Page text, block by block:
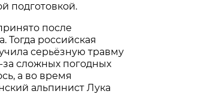
подготовкой.
после
Тогда российская
серьёзную травму
за сложных погодных
а во время
альпинист Лука